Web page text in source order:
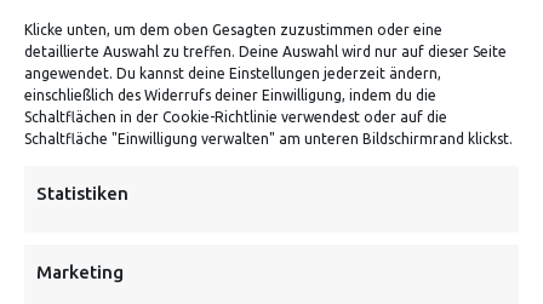
Klicke unten, um dem oben Gesagten zuzustimmen oder eine
detaillierte Auswahl zu treffen. Deine Auswahl wird nur auf dieser Seite
angewendet. Du kannst deine Einstellungen jederzeit ändern,
einschließlich des Widerrufs deiner Einwilligung, indem du die
Schaltflächen in der Cookie-Richtlinie verwendest oder auf die
Schaltfläche "Einwilligung verwalten" am unteren Bildschirmrand klickst.
Statistiken
Marketing